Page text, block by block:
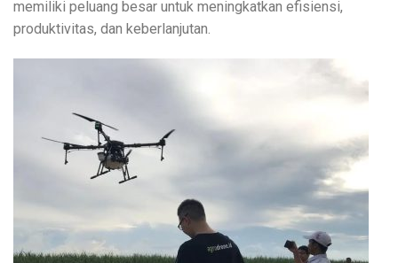
memiliki peluang besar untuk meningkatkan efisiensi,
produktivitas, dan keberlanjutan.